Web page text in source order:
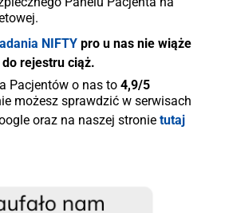
NIFTY pro u nas nie wiąże
rejestru ciąż.
Pacjentów o nas to 4,9/5
możesz sprawdzić w serwisach
oraz na naszej stronie tutaj